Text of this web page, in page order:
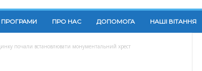
ПРОГРАМИ ПРО НАС ДОПОМОГА НАШІ ВІТАННЯ
почали встановлювати монументальний хрест